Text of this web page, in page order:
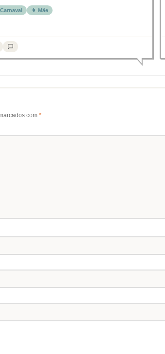
👩 Mãe
com *